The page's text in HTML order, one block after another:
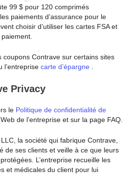
99 $ pour 120 comprimés
paiements d’assurance pour le
choisir d’utiliser les cartes FSA et
coupons Contrave sur certains sites
l’entreprise carte d’épargne .
Privacy
le Politique de confidentialité de
de l’entreprise et sur la page FAQ.
la société qui fabrique Contrave,
de ses clients et veille à ce que leurs
L’entreprise recueille les
et médicales du client pour lui